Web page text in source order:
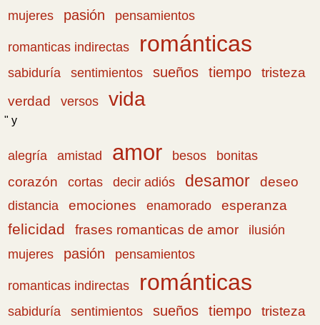
mujeres
pasión pensamientos
romanticas indirectas románticas
sabiduría sentimientos sueños tiempo
tristeza
verdad
versos vida
" y
alegría amistad amor besos
bonitas
corazón
cortas decir adiós desamor deseo
distancia emociones enamorado esperanza
felicidad frases romanticas de amor
ilusión
mujeres
pasión pensamientos
romanticas indirectas románticas
sabiduría sentimientos sueños tiempo
tristeza